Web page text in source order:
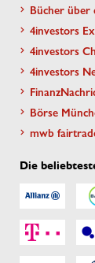
Bücher über
4investors
4investors
4investors
Börse
mwb
Die